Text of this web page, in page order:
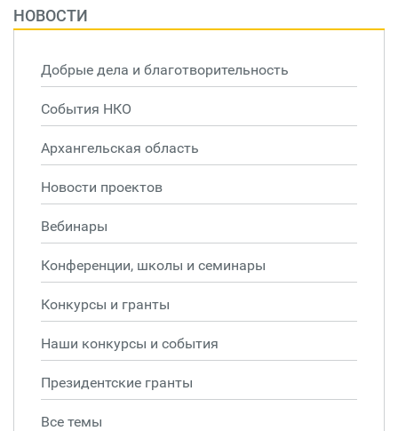
НОВОСТИ
Добрые дела и благотворительность
События НКО
Архангельская область
Новости проектов
Вебинары
Конференции, школы и семинары
Конкурсы и гранты
Наши конкурсы и события
Президентские гранты
Все темы